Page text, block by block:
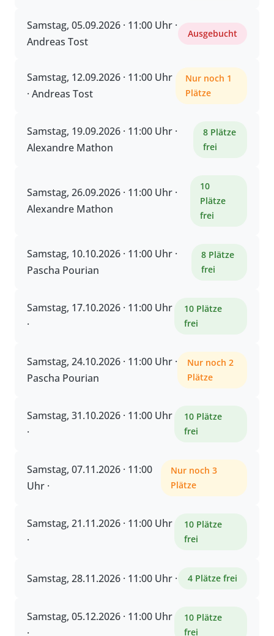
Samstag, 05.09.2026 · 11:00 Uhr ·
Andreas Tost
Ausgebucht
Samstag, 12.09.2026 · 11:00 Uhr
· Andreas Tost
Nur noch 1
Plätze
Samstag, 19.09.2026 · 11:00 Uhr ·
Alexandre Mathon
8 Plätze
frei
Samstag, 26.09.2026 · 11:00 Uhr ·
Alexandre Mathon
10
Plätze
frei
Samstag, 10.10.2026 · 11:00 Uhr ·
Pascha Pourian
8 Plätze
frei
Samstag, 17.10.2026 · 11:00 Uhr
·
10 Plätze
frei
Samstag, 24.10.2026 · 11:00 Uhr ·
Pascha Pourian
Nur noch 2
Plätze
Samstag, 31.10.2026 · 11:00 Uhr
·
10 Plätze
frei
Samstag, 07.11.2026 · 11:00
Uhr ·
Nur noch 3
Plätze
Samstag, 21.11.2026 · 11:00 Uhr
·
10 Plätze
frei
Samstag, 28.11.2026 · 11:00 Uhr · 4 Plätze frei
Samstag, 05.12.2026 · 11:00 Uhr
·
10 Plätze
frei